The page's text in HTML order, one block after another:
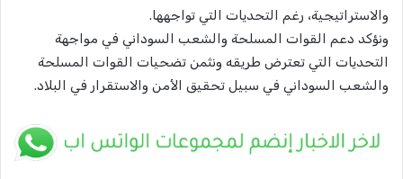
والاستراتيجية، رغم التحديات التي تواجهها.
ونؤكد دعم القوات المسلحة والشعب السوداني في مواجهة
التحديات التي تعترض طريقه ونثمن تضحيات القوات المسلحة
والشعب السوداني في سبيل تحقيق الأمن والاستقرار في البلاد.